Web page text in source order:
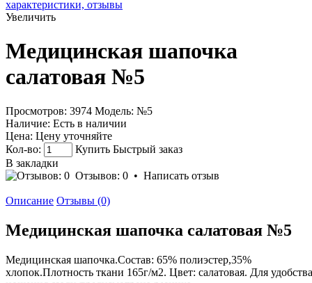
Увеличить
Медицинская шапочка
салатовая №5
Просмотров: 3974 Модель: №5
Наличие: Есть в наличии
Цена: Цену уточняйте
Кол-во:
Купить Быстрый заказ
В закладки
Отзывов: 0 • Написать отзыв
Описание Отзывы (0)
Медицинская шапочка салатовая №5
Медицинская шапочка.Состав: 65% полиэстер,35%
хлопок.Плотность ткани 165г/м2. Цвет: салатовая. Для удобства